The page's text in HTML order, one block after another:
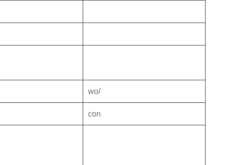
wo/
con